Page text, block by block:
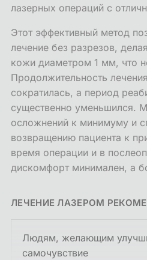
лазерных операций с
Этот эффективный метод
лечение без разрезов,
кожи диаметром 1 мм, что
Продолжительность
сократилась, а период
существенно уменьшился.
осложнений к минимуму и
возвращению пациента к
время операции и в
дискомфорт минимален, а
ЛЕЧЕНИЕ ЛАЗЕРОМ
Людям, желающим
самочувствие